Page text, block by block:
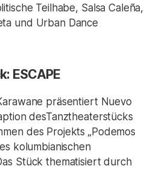
Teilhabe, Salsa Caleña,
und Urban Dance
ESCAPE
präsentiert Nuevo
desTanztheaterstücks
des Projekts „Podemos
kolumbianischen
Stück thematisiert durch